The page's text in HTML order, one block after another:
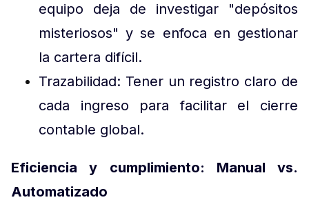
equipo deja de investigar "depósitos
misteriosos" y se enfoca en gestionar
la cartera difícil.
Trazabilidad: Tener un registro claro de
cada ingreso para facilitar el cierre
contable global.
Eficiencia y cumplimiento: Manual vs.
Automatizado